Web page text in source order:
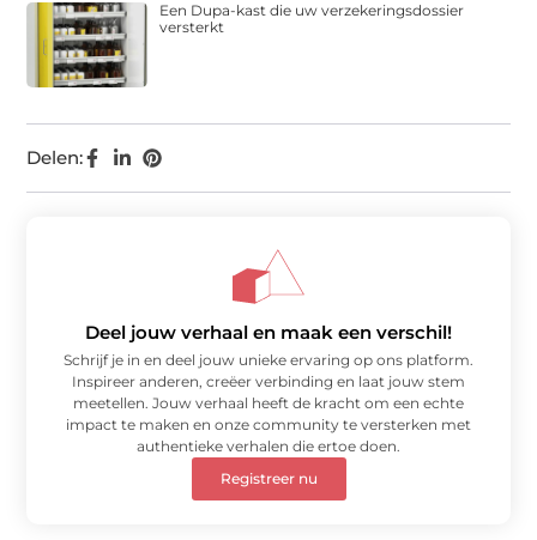
Delen:
Een Dupa-kast die uw verzekeringsdossier
versterkt
Deel jouw verhaal en maak een verschil!
Schrijf je in en deel jouw unieke ervaring op ons platform.
Inspireer anderen, creëer verbinding en laat jouw stem
meetellen. Jouw verhaal heeft de kracht om een echte
impact te maken en onze community te versterken met
authentieke verhalen die ertoe doen.
Registreer nu